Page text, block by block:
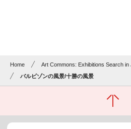
Home
Art Commons: Exhibitions Search in
バルビゾンの風景/十勝の風景